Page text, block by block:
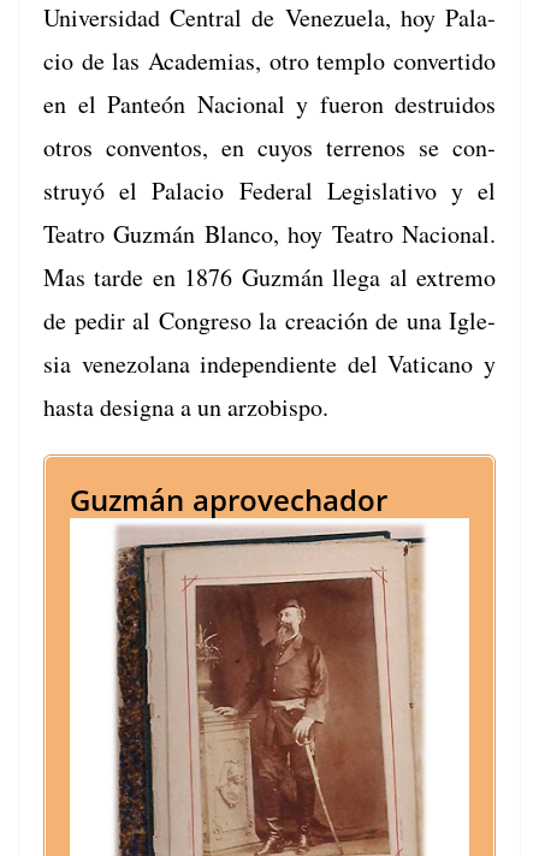
Uni­ver­si­dad Cen­tral de Venezuela, hoy Pala­
cio de las Acad­e­mias, otro tem­p­lo con­ver­tido
en el Pan­teón Nacional y fueron destru­i­dos
otros con­ven­tos, en cuyos ter­renos se con­
struyó el Pala­cio Fed­er­al Leg­isla­ti­vo y el
Teatro Guzmán Blan­co, hoy Teatro Nacional.
Mas tarde en 1876 Guzmán lle­ga al extremo
de pedir al Con­gre­so la creación de una Igle­
sia vene­zolana inde­pen­di­ente del Vat­i­cano y
has­ta des­igna a un arzobispo.
Guzmán aprovechador